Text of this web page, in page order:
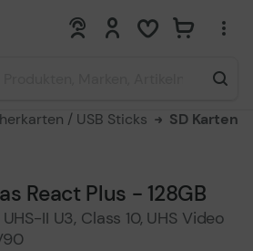
0 0
/ USB Sticks SD Karten
React Plus - 128GB
II U3, Class 10, UHS Video